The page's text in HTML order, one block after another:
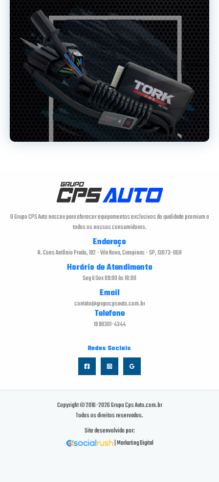
O Grupo CPS Auto nasceu para oferecer equipamentos exclusivos de qualidade premium a
todos os nossos consumidores.
Endereço
R. Cons Antônio Prado, 192 - Vila Nova, Campinas - SP, 13073-068
Horário de Atendimento
Seg à Sex 09:00 às 18:00
Email
contato@grupocpsauto.com.br
Telefone
19 98301-4344
Redes Sociais
Copyright © 2016-2026 Grupo Cps Auto.com.br
Todos os direitos reservados.
Site desenvolvido por:
| Marketing Digital